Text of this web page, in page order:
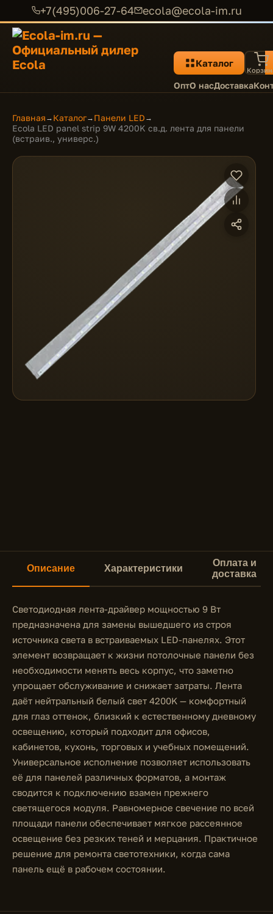
+7(495)006-27-64 ecola@ecola-im.ru
Каталог
ОптО насДоставка
Главная → Каталог→ Панели LED →
Ecola LED panel strip 9W 4200K св.д. лента для панели
(встраив., универс.)
Описание Характеристики
Оплата и
доставка
Светодиодная лента-драйвер мощностью 9 Вт
предназначена для замены вышедшего из строя
источника света в встраиваемых LED-панелях. Этот
элемент возвращает к жизни потолочные панели без
необходимости менять весь корпус, что заметно
упрощает обслуживание и снижает затраты. Лента
даёт нейтральный белый свет 4200K — комфортный
для глаз оттенок, близкий к естественному дневному
освещению, который подходит для офисов,
кабинетов, кухонь, торговых и учебных помещений.
Универсальное исполнение позволяет использовать
её для панелей различных форматов, а монтаж
сводится к подключению взамен прежнего
светящегося модуля. Равномерное свечение по всей
площади панели обеспечивает мягкое рассеянное
освещение без резких теней и мерцания. Практичное
решение для ремонта светотехники, когда сама
панель ещё в рабочем состоянии.